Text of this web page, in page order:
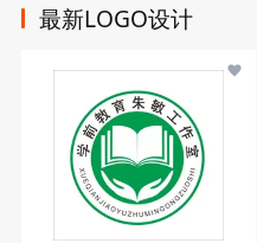
最新LOGO设计